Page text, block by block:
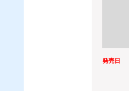
発売日